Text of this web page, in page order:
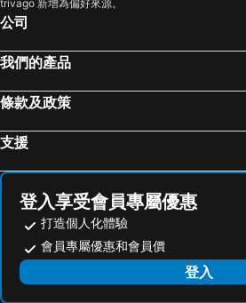
Just Palace
Walker Hotel - Sanchong
承億文旅淡水吹風
Morwing Hotel - Ocean
Life Hotel
宜家商
星辰大飯店
台北謙商旅-東門館
Aka-hotel
八方美
南港站覽館
士林夜市
拉拉山
九族文
烏來溫泉
奧萬大森林遊樂區
月眉世
武嶺
桃園火車站
礁溪車站
捷運圓
桃園機場
羅東車
trivago 新增為偏好來源。
公司
我們的產品
條款及政策
支援
登入享受會員專屬優惠
打造個人化體驗
會員專屬優惠和會員價
登入